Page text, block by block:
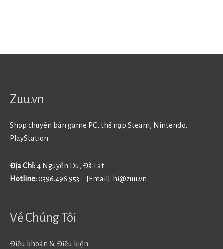
Zuu.vn
Shop chuyên bán game PC, thẻ nạp Steam, Nintendo,
PlayStation.
Địa Chỉ:4 Nguyễn Du, Đà Lạt
Hotline:0396.496.953 – [Email]: hi@zuu.vn
Về Chúng Tôi
Điều khoản & Điều kiện